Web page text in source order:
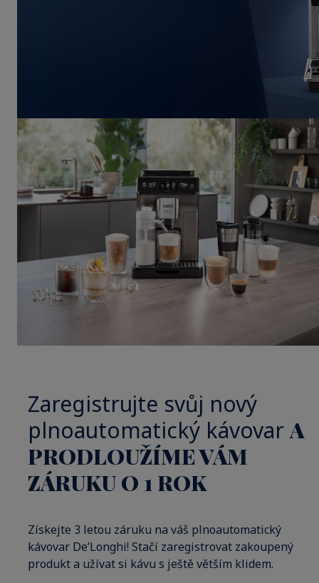
Zaregistrujte svůj nový
plnoautomatický kávovarA
PRODLOUŽÍME VÁM
ZÁRUKU O 1 ROK
Získejte 3 letou záruku na váš plnoautomatický
kávovar De’Longhi! Stačí zaregistrovat zakoupený
produkt a užívat si kávu s ještě větším klidem.